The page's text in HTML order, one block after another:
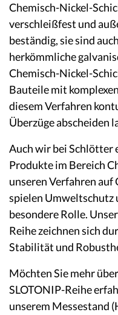
Chemisch-Nickel-
verschleißfest und
beständig, sie sind
herkömmliche
Chemisch-Nickel-
Bauteile mit
diesem Verfahren
Überzüge abscheiden
Auch wir bei Schlötter
Produkte im Bereich
unseren Verfahren
spielen Umweltschutz
besondere Rolle.
Reihe zeichnen sich
Stabilität und
Möchten Sie mehr
SLOTONIP-Reihe
unserem Messestand